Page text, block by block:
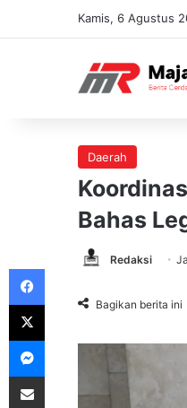
Kamis, 6 Agustus
Daerah
Bahas
Redaksi
Bagikan berita ini
Facebook
X
Messenger
Share via Email